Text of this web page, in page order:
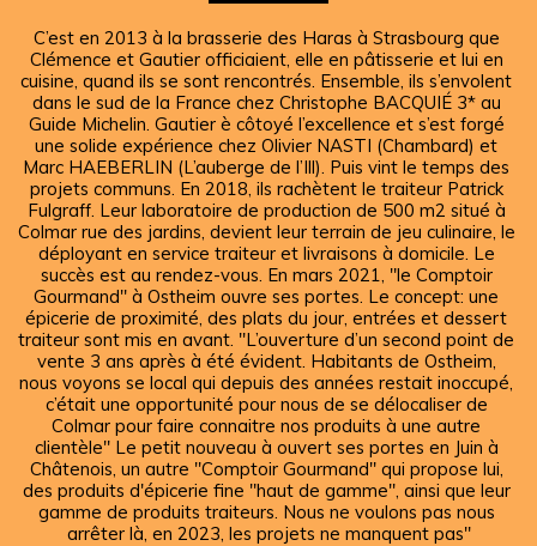
C’est en 2013 à la brasserie des Haras à Strasbourg que
Clémence et Gautier officiaient, elle en pâtisserie et lui en
cuisine, quand ils se sont rencontrés. Ensemble, ils s’envolent
dans le sud de la France chez Christophe BACQUIÉ 3* au
Guide Michelin. Gautier è côtoyé l’excellence et s’est forgé
une solide expérience chez Olivier NASTI (Chambard) et
Marc HAEBERLIN (L’auberge de l’Ill). Puis vint le temps des
projets communs. En 2018, ils rachètent le traiteur Patrick
Fulgraff. Leur laboratoire de production de 500 m2 situé à
Colmar rue des jardins, devient leur terrain de jeu culinaire, le
déployant en service traiteur et livraisons à domicile. Le
succès est au rendez-vous. En mars 2021, "le Comptoir
Gourmand" à Ostheim ouvre ses portes. Le concept: une
épicerie de proximité, des plats du jour, entrées et dessert
traiteur sont mis en avant. "L’ouverture d’un second point de
vente 3 ans après à été évident. Habitants de Ostheim,
nous voyons se local qui depuis des années restait inoccupé,
c’était une opportunité pour nous de se délocaliser de
Colmar pour faire connaitre nos produits à une autre
clientèle" Le petit nouveau à ouvert ses portes en Juin à
Châtenois, un autre "Comptoir Gourmand" qui propose lui,
des produits d'épicerie fine "haut de gamme", ainsi que leur
gamme de produits traiteurs. Nous ne voulons pas nous
arrêter là, en 2023, les projets ne manquent pas"